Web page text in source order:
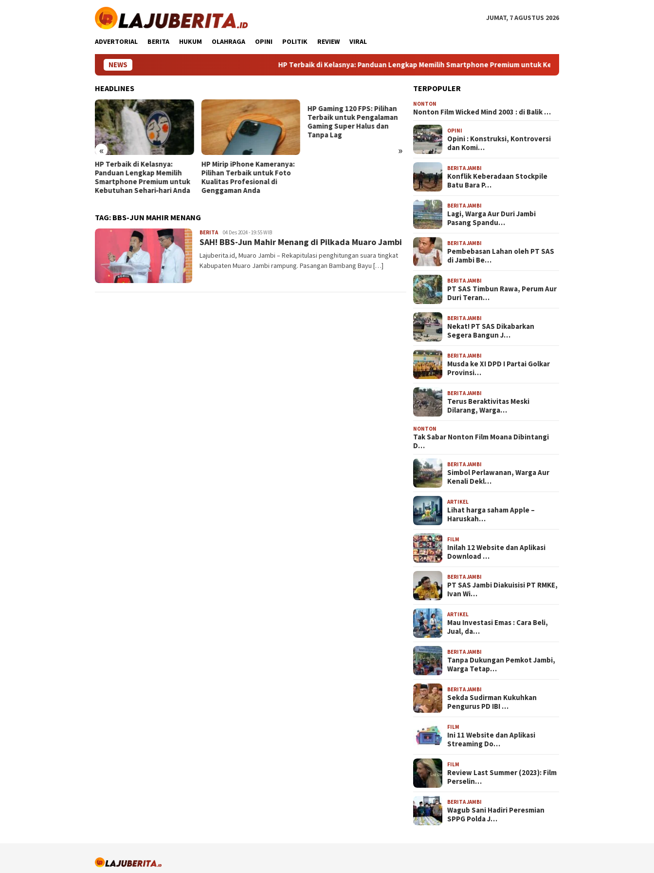
JUMAT, 7 AGUSTUS 2026
ADVERTORIAL BERITA HUKUM OLAHRAGA OPINI POLITIK REVIEW VIRAL
NEWS HP Terbaik di Kelasnya: Panduan Lengkap Memilih Smartphone Premium untuk Kebutuhan Sehari‑hari Anda
HEADLINES
« »
HP Terbaik di Kelasnya:
Panduan Lengkap Memilih
Smartphone Premium untuk
Kebutuhan Sehari‑hari Anda
HP Mirip iPhone Kameranya:
Pilihan Terbaik untuk Foto
Kualitas Profesional di
Genggaman Anda
HP Gaming 120 FPS: Pilihan
Terbaik untuk Pengalaman
Gaming Super Halus dan
Tanpa Lag
HP Gaming 4 Jutaan: Pilihan
Terbaik untuk Gamer Budget
dengan Performa Maksimal
10 Pilihan HP 4 Jutaan
Terbaik yang Wajib Kamu
TAG: BBS-JUN MAHIR MENANG
BERITALajuberita.id
04 Des 2024 - 19:55 WIB
SAH! BBS-Jun Mahir Menang di Pilkada Muaro Jambi
Lajuberita.id, Muaro Jambi – Rekapitulasi penghitungan suara tingkat
Kabupaten Muaro Jambi rampung. Pasangan Bambang Bayu […]
TERPOPULER
NONTON
Nonton Film Wicked Mind 2003 : di Balik …
OPINI
Opini : Konstruksi, Kontroversi
dan Komi…
BERITA JAMBI
Konflik Keberadaan Stockpile
Batu Bara P…
BERITA JAMBI
Lagi, Warga Aur Duri Jambi
Pasang Spandu…
BERITA JAMBI
Pembebasan Lahan oleh PT SAS
di Jambi Be…
BERITA JAMBI
PT SAS Timbun Rawa, Perum Aur
Duri Teran…
BERITA JAMBI
Nekat! PT SAS Dikabarkan
Segera Bangun J…
BERITA JAMBI
Musda ke XI DPD I Partai Golkar
Provinsi…
BERITA JAMBI
Terus Beraktivitas Meski
Dilarang, Warga…
NONTON
Tak Sabar Nonton Film Moana Dibintangi
D…
BERITA JAMBI
Simbol Perlawanan, Warga Aur
Kenali Dekl…
ARTIKEL
Lihat harga saham Apple –
Haruskah…
FILM
Inilah 12 Website dan Aplikasi
Download …
BERITA JAMBI
PT SAS Jambi Diakuisisi PT RMKE,
Ivan Wi…
ARTIKEL
Mau Investasi Emas : Cara Beli,
Jual, da…
BERITA JAMBI
Tanpa Dukungan Pemkot Jambi,
Warga Tetap…
BERITA JAMBI
Sekda Sudirman Kukuhkan
Pengurus PD IBI …
FILM
Ini 11 Website dan Aplikasi
Streaming Do…
FILM
Review Last Summer (2023): Film
Perselin…
BERITA JAMBI
Wagub Sani Hadiri Peresmian
SPPG Polda J…